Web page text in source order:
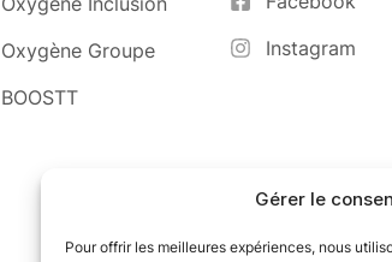
Gérer le
Pour offrir les meilleures expériences, nous
Oxygène Groupe
BOOSTT
Instagram